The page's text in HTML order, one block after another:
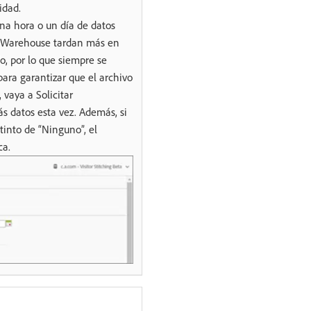
hora o un día de datos
tardan más en
por lo que siempre se
garantizar que el archivo
vaya a Solicitar
datos esta vez. Además, si
de “Ninguno”, el